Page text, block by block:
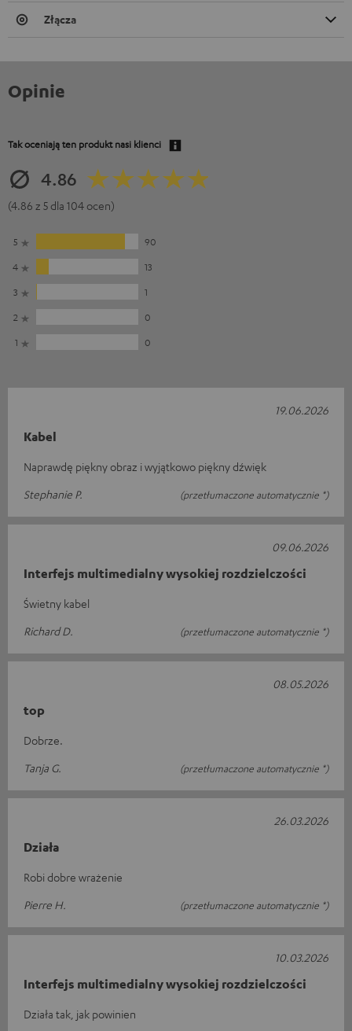
Złącza
Opinie
Tak oceniają ten produkt nasi klienci
4.86
(4.86 z 5 dla 104 ocen)
5
90
4
13
3
1
2
0
1
0
Kabel
Naprawdę piękny obraz i wyjątkowo piękny dźwięk
Stephanie P.
(przetłumaczone automatycznie *)
19.06.2026
Interfejs multimedialny wysokiej rozdzielczości
Świetny kabel
Richard D.
(przetłumaczone automatycznie *)
09.06.2026
top
Dobrze.
Tanja G.
(przetłumaczone automatycznie *)
08.05.2026
Działa
Robi dobre wrażenie
Pierre H.
(przetłumaczone automatycznie *)
26.03.2026
Interfejs multimedialny wysokiej rozdzielczości
Działa tak, jak powinien
10.03.2026